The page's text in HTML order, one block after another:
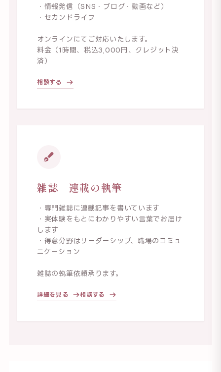
・情報発信（SNS・ブログ・動画など）
・セカンドライフ
オンラインにてご対応いたします。
料金（1時間、税込3,000円、クレジット決
済）
相談する
雑誌 連載の執筆
・専門雑誌に連載記事を書いています
・実体験をもとにわかりやすい言葉でお届け
します
・得意分野はリーダーシップ、職場のコミュ
ニケーション
雑誌の執筆依頼承ります。
詳細を見る 相談する